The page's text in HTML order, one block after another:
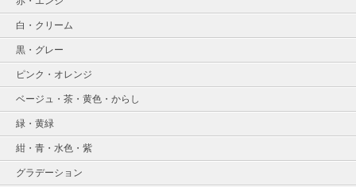
白・クリーム
黒・グレー
ピンク・オレンジ
ベージュ・茶・黄色・からし
緑・黄緑
紺・青・水色・紫
グラデーション